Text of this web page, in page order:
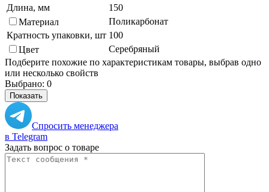
Длина, мм
150
Материал
Поликарбонат
Кратность упаковки, шт 100
Цвет
Серебряный
Подберите похожие по характеристикам товары, выбрав одно
или несколько свойств
Выбрано: 0
Показать
Спросить менеджера
в Telegram
Задать вопрос о товаре